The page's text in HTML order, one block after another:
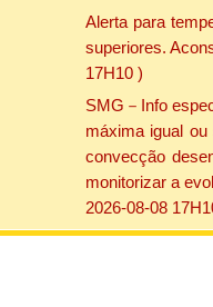
Alerta para
superiores.
17H10 )
SMG－Info
máxima igual
convecção
monitorizar a
2026-08-08